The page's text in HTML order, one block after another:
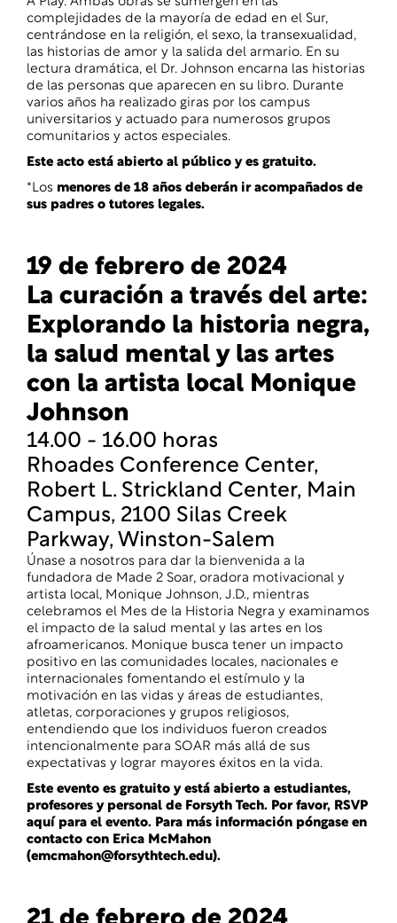
complejidades de la mayoría de edad en el Sur,
centrándose en la religión, el sexo, la transexualidad,
las historias de amor y la salida del armario. En su
lectura dramática, el Dr. Johnson encarna las historias
de las personas que aparecen en su libro. Durante
varios años ha realizado giras por los campus
universitarios y actuado para numerosos grupos
comunitarios y actos especiales.
Este acto está abierto al público y es gratuito.
*Los menores de 18 años deberán ir acompañados de
sus padres o tutores legales.
19 de febrero de 2024
La curación a través del arte:
Explorando la historia negra,
la salud mental y las artes
con la artista local Monique
Johnson
14.00 - 16.00 horas
Rhoades Conference Center,
Robert L. Strickland Center, Main
Campus, 2100 Silas Creek
Parkway, Winston-Salem
Únase a nosotros para dar la bienvenida a la
fundadora de Made 2 Soar, oradora motivacional y
artista local, Monique Johnson, J.D., mientras
celebramos el Mes de la Historia Negra y examinamos
el impacto de la salud mental y las artes en los
afroamericanos. Monique busca tener un impacto
positivo en las comunidades locales, nacionales e
internacionales fomentando el estímulo y la
motivación en las vidas y áreas de estudiantes,
atletas, corporaciones y grupos religiosos,
entendiendo que los individuos fueron creados
intencionalmente para SOAR más allá de sus
expectativas y lograr mayores éxitos en la vida.
Este evento es gratuito y está abierto a estudiantes,
profesores y personal de Forsyth Tech. Por favor, RSVP
aquí para el evento. Para más información póngase en
contacto con Erica McMahon
(emcmahon@forsythtech.edu).